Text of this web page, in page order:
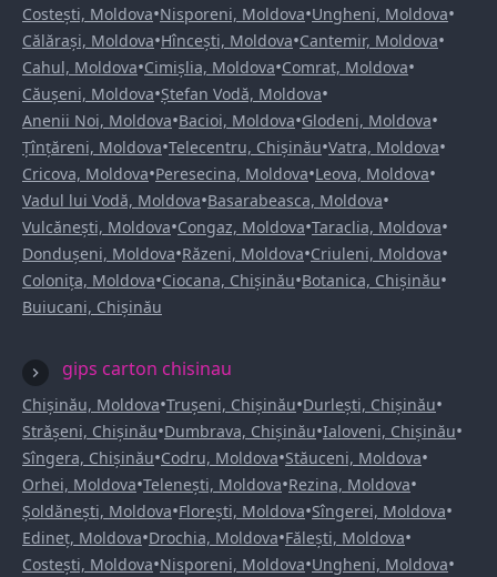
Costești, Moldova•Nisporeni, Moldova•Ungheni, Moldova•
Călărași, Moldova•Hîncești, Moldova•Cantemir, Moldova•
Cahul, Moldova•Cimișlia, Moldova•Comrat, Moldova•
Căușeni, Moldova•Ștefan Vodă, Moldova•
Anenii Noi, Moldova•Bacioi, Moldova•Glodeni, Moldova•
Țînțăreni, Moldova•Telecentru, Chișinău•Vatra, Moldova•
Cricova, Moldova•Peresecina, Moldova•Leova, Moldova•
Vadul lui Vodă, Moldova•Basarabeasca, Moldova•
Vulcănești, Moldova•Congaz, Moldova•Taraclia, Moldova•
Dondușeni, Moldova•Răzeni, Moldova•Criuleni, Moldova•
Colonița, Moldova•Ciocana, Chișinău•Botanica, Chișinău•
Buiucani, Chișinău
gips carton chisinau
Chișinău, Moldova•Trușeni, Chișinău•Durlești, Chișinău•
Strășeni, Chișinău•Dumbrava, Chișinău•Ialoveni, Chișinău•
Sîngera, Chișinău•Codru, Moldova•Stăuceni, Moldova•
Orhei, Moldova•Telenești, Moldova•Rezina, Moldova•
Șoldănești, Moldova•Florești, Moldova•Sîngerei, Moldova•
Edineț, Moldova•Drochia, Moldova•Fălești, Moldova•
Costești, Moldova•Nisporeni, Moldova•Ungheni, Moldova•